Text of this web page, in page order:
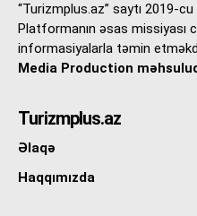
“Turizmplus.az” saytı 2019-
Platformanın əsas missiyası
informasiyalarla təmin
Media Production
Turizmplus.az
Əlaqə
Haqqımızda